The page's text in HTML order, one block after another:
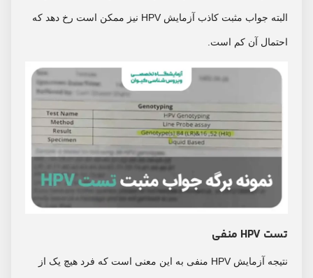
البته جواب مثبت کاذب آزمایش HPV نیز ممکن است رخ دهد که
احتمال آن کم است.
تست HPV منفی
نتیجه آزمایش HPV منفی به این معنی است که فرد هیچ یک از